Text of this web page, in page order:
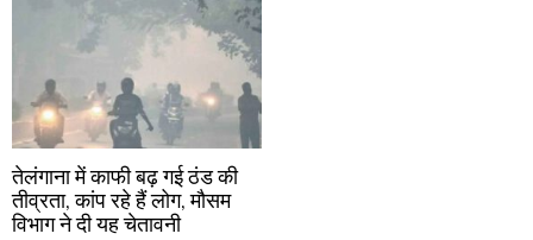
तेलंगाना में काफी बढ़ गई ठंड की
तीव्रता, कांप रहे हैं लोग, मौसम
विभाग ने दी यह चेतावनी